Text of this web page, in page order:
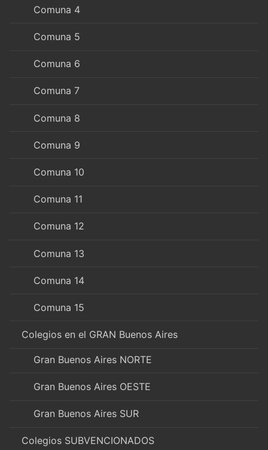
Comuna 4
Comuna 5
Comuna 6
Comuna 7
Comuna 8
Comuna 9
Comuna 10
Comuna 11
Comuna 12
Comuna 13
Comuna 14
Comuna 15
Colegios en el GRAN Buenos Aires
Gran Buenos Aires NORTE
Gran Buenos Aires OESTE
Gran Buenos Aires SUR
Colegios SUBVENCIONADOS